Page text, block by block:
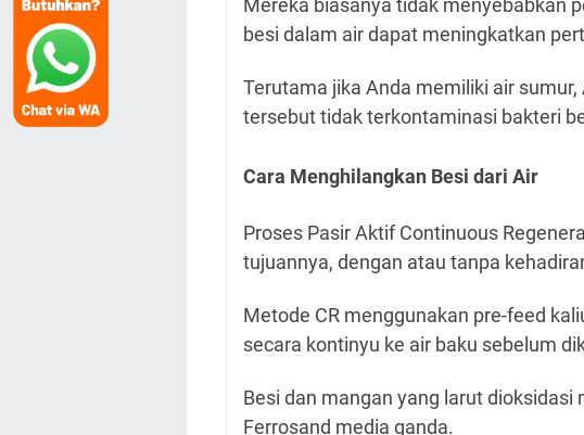
Mereka biasanya tidak menyebabkan
besi dalam air dapat meningkatkan
Terutama jika Anda memiliki air
tersebut tidak terkontaminasi bakteri
Cara Menghilangkan Besi dari Air
Proses Pasir Aktif Continuous
tujuannya, dengan atau tanpa
Metode CR menggunakan pre-feed
secara kontinyu ke air baku sebelum
Besi dan mangan yang larut
Ferrosand media ganda.